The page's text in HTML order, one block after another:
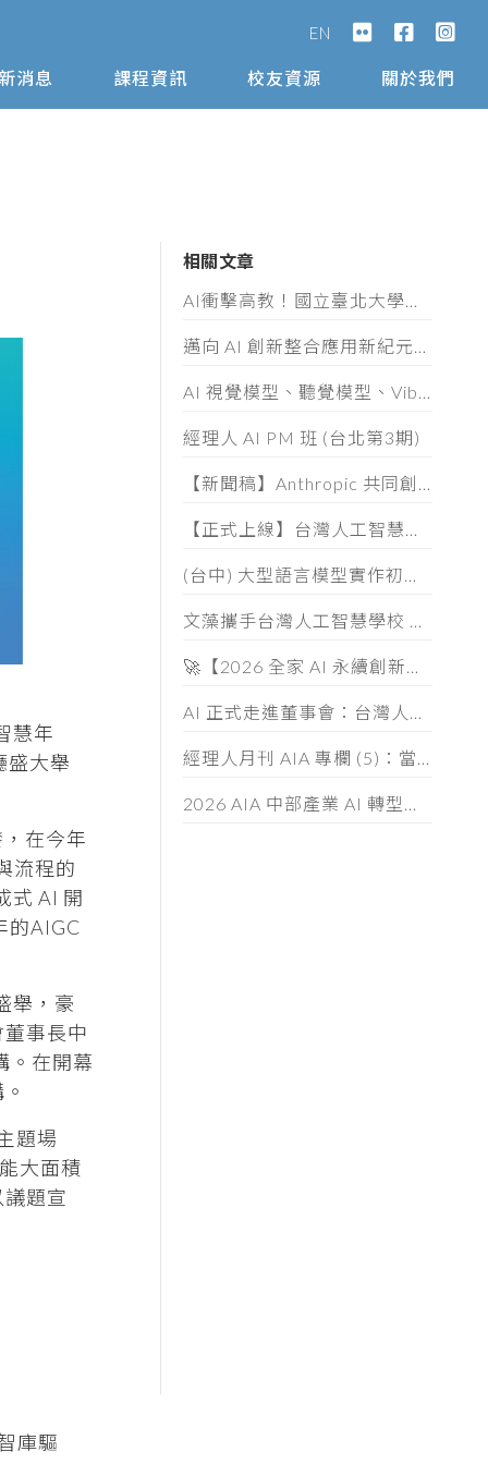
EN
消息 課程資訊 校友資源 關於我們
慧年
盛大舉
在今年
流程的
式 AI 開
的AIGC
舉，豪
事長中
。在開幕
題場
大面積
題宣
庫驅
相關文章
AI衝擊高教！國立臺北大學攜手AIA打造高教AI轉型示範模式
邁向 AI 創新整合應用新紀元！「第十屆數位奇點獎」8/5起全面開放徵件
AI 視覺模型、聽覺模型、Vibe Coding 實作與 AI 素養認證工作坊
經理人 AI PM 班 (台北第3期)
【新聞稿】Anthropic 共同創辦人 Ben Mann 首度訪台
【正式上線】台灣人工智慧學校 AIA 人才認證 (AIATC) 專屬網站啟用！
(台中) 大型語言模型實作初階班 (第五期) 招生簡章
文藻攜手台灣人工智慧學校 共育AI跨域人才
🚀【2026 全家 AI 永續創新大賞】徵件中！
AI 正式走進董事會：台灣人工智慧學校啟動董監事 AI 治理必修課
經理人月刊 AIA 專欄 (5)：當「小龍蝦」開始幫你整資料、發信件， 企業如何「分人、分技能、分層」授權
2026 AIA 中部產業 AI 轉型與落地應用論壇